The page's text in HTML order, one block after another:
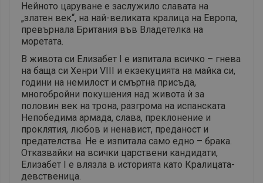
Нейното царуване е заслужило славата на
„златен век“, на най-великата кралица на Европа,
превърнала Британия във Владетелка на
моретата.
В живота си Елизабет І е изпитала всичко – гнева
на баща си Хенри VІІІ и екзекуцията на майка си,
години на немилост и смъртна присъда,
многобройни покушения над живота ѝ за
половин век на трона, разгрома на испанската
Непобедима армада, слава, преклонение и
проклятия, любов и ненавист, преданост и
предателства. Не е изпитала само едно – брака.
Отказвайки на всички царствени кандидати,
Елизабет І е влязла в историята като Кралицата-
девственица.